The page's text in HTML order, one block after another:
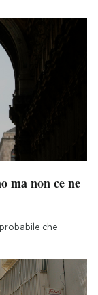
ma non ce ne
che